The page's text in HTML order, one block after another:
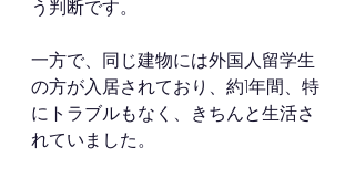
う判断です。
一方で、同じ建物には外国人留学生
の方が入居されており、約1年間、特
にトラブルもなく、きちんと生活さ
れていました。